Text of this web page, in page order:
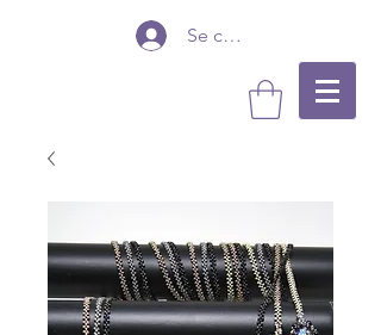
Se connecter